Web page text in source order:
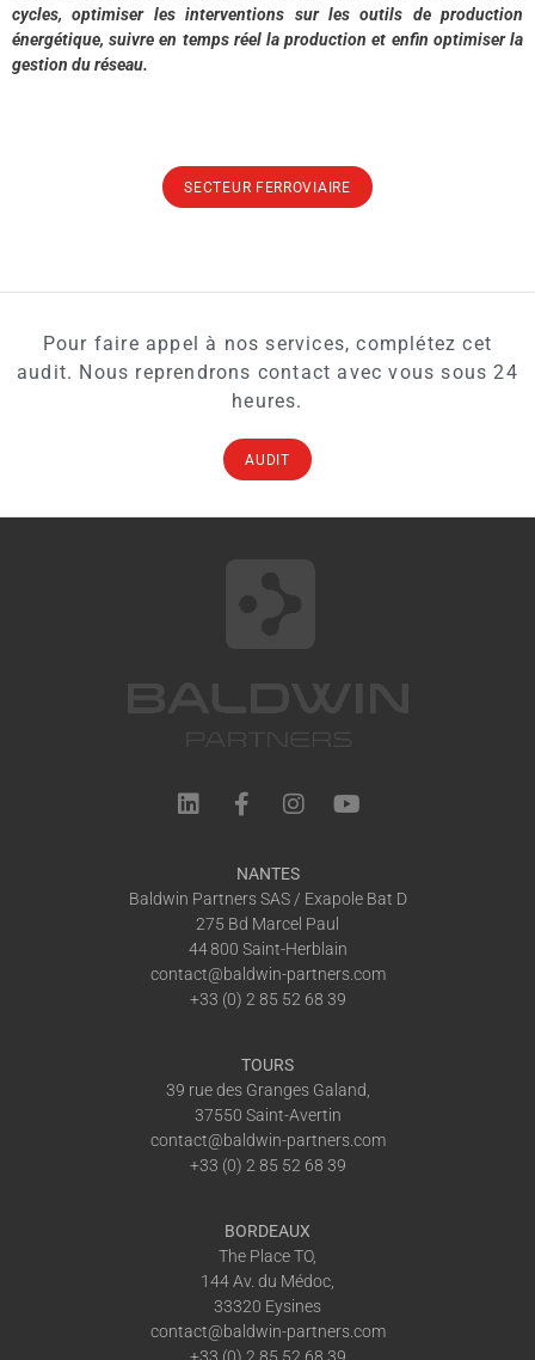
cycles, optimiser les interventions sur les outils de production
énergétique, suivre en temps réel la production et enfin optimiser la
gestion du réseau.
SECTEUR FERROVIAIRE
Pour faire appel à nos services, complétez cet
audit. Nous reprendrons contact avec vous sous 24
heures.
AUDIT
NANTES
Baldwin Partners SAS / Exapole Bat D
275 Bd Marcel Paul
44 800 Saint-Herblain
contact@baldwin-partners.com
+33 (0) 2 85 52 68 39
TOURS
39 rue des Granges Galand,
37550 Saint-Avertin
contact@baldwin-partners.com
+33 (0) 2 85 52 68 39
BORDEAUX
The Place TO,
144 Av. du Médoc,
33320 Eysines
contact@baldwin-partners.com